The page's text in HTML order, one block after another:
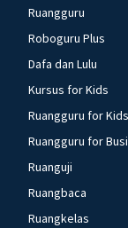
Ruangguru
Roboguru Plus
Dafa dan Lulu
Kursus for Kids
Ruangguru for Kids
Ruangguru for
Ruanguji
Ruangbaca
Ruangkelas